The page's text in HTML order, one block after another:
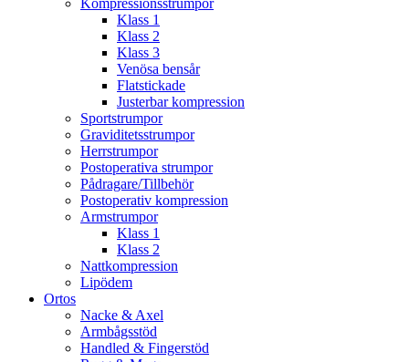
Kompressionsstrumpor
Klass 1
Klass 2
Klass 3
Venösa bensår
Flatstickade
Justerbar kompression
Sportstrumpor
Graviditetsstrumpor
Herrstrumpor
Postoperativa strumpor
Pådragare/Tillbehör
Postoperativ kompression
Armstrumpor
Klass 1
Klass 2
Nattkompression
Lipödem
Ortos
Nacke & Axel
Armbågsstöd
Handled & Fingerstöd